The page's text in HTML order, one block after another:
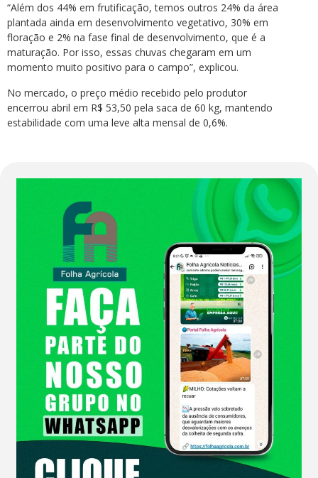
“Além dos 44% em frutificação, temos outros 24% da área
plantada ainda em desenvolvimento vegetativo, 30% em
floração e 2% na fase final de desenvolvimento, que é a
maturação. Por isso, essas chuvas chegaram em um
momento muito positivo para o campo”, explicou.
No mercado, o preço médio recebido pelo produtor
encerrou abril em R$ 53,50 pela saca de 60 kg, mantendo
estabilidade com uma leve alta mensal de 0,6%.